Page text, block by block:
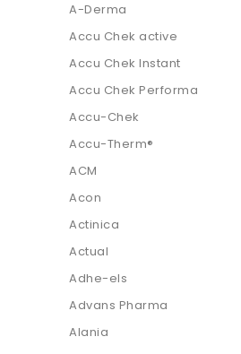
A-Derma
Accu Chek active
Accu Chek Instant
Accu Chek Performa
Accu-Chek
Accu-Therm®
ACM
Acon
Actinica
Actual
Adhe-els
Advans Pharma
Alania